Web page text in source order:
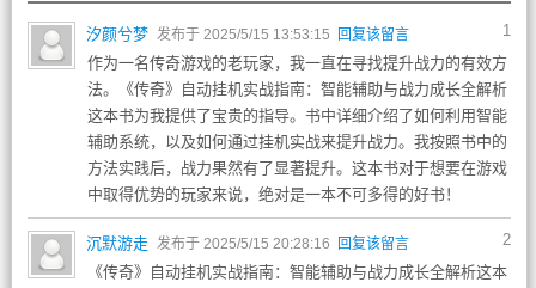
1
汐颜兮梦 发布于 2025/5/15 13:53:15 回复该留言
作为一名传奇游戏的老玩家，我一直在寻找提升战力的有效方
法。《传奇》自动挂机实战指南：智能辅助与战力成长全解析
这本书为我提供了宝贵的指导。书中详细介绍了如何利用智能
辅助系统，以及如何通过挂机实战来提升战力。我按照书中的
方法实践后，战力果然有了显著提升。这本书对于想要在游戏
中取得优势的玩家来说，绝对是一本不可多得的好书！
2
沉默游走 发布于 2025/5/15 20:28:16 回复该留言
《传奇》自动挂机实战指南：智能辅助与战力成长全解析这本